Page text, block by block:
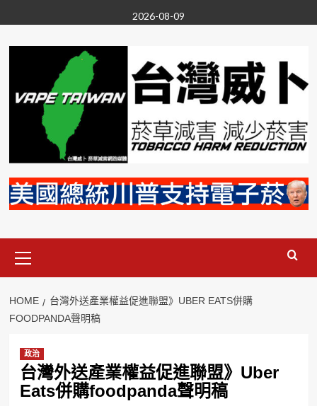
to
content
2026-08-09
Menu
HOME
台灣外送產業權益促進聯盟》UBER EATS併購
FOODPANDA聲明稿
政治
台灣外送產業權益促進聯盟》Uber
Eats併購foodpanda聲明稿